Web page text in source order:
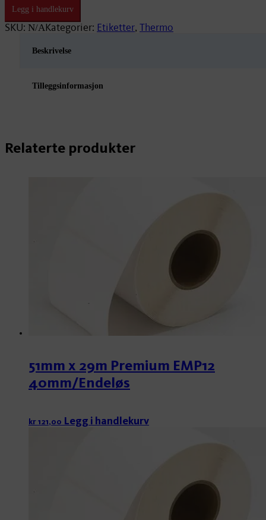
perf
Standard
Legg i handlekurv
SKU: N/AKategorier: Etiketter, Thermo
Beskrivelse
Tilleggsinformasjon
Relaterte produkter
51mm x 29m Premium EMP12
40mm/Endeløs
kr121,00 Legg i handlekurv